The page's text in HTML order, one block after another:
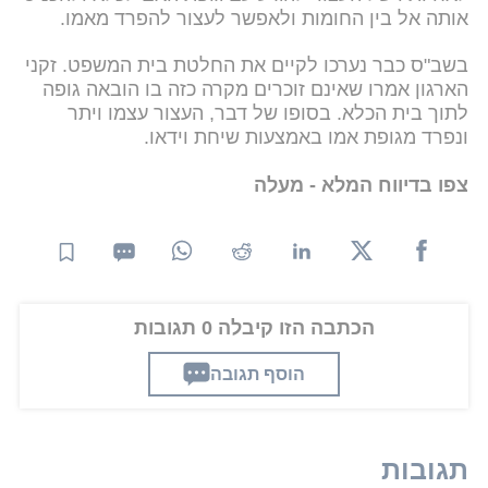
אותה אל בין החומות ולאפשר לעצור להפרד מאמו.
בשב"ס כבר נערכו לקיים את החלטת בית המשפט. זקני
הארגון אמרו שאינם זוכרים מקרה כזה בו הובאה גופה
לתוך בית הכלא. בסופו של דבר, העצור עצמו ויתר
ונפרד מגופת אמו באמצעות שיחת וידאו.
צפו בדיווח המלא - מעלה
הכתבה הזו קיבלה 0 תגובות
הוסף תגובה
תגובות